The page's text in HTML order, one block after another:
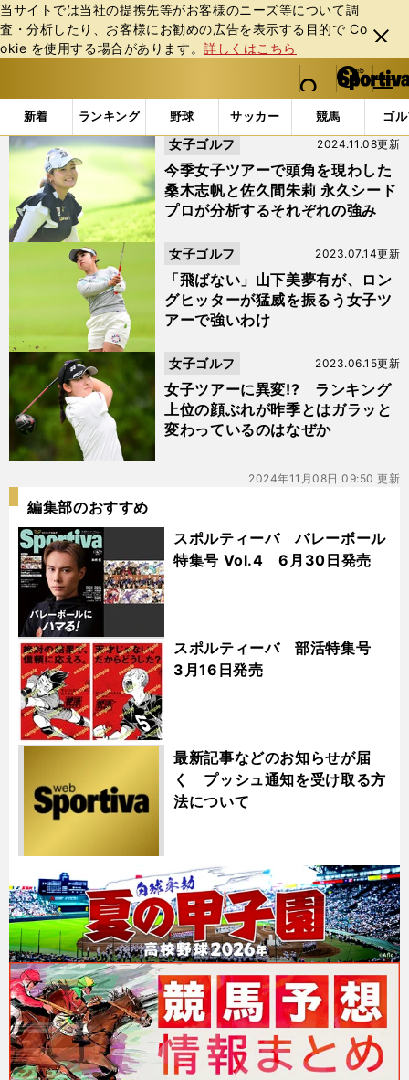
当サイトでは当社の提携先等がお客様のニーズ等について調
査・分析したり、お客様にお勧めの広告を表⽰する⽬的で Co
okie を使⽤する場合があります。詳しくはこちら
閉じ
る
web Sportiva (webスポルティーバ)
検索
マイペ
ー
ジ
メニュ
新着 ランキング 野球 サッカー 競馬 ゴ
b
ス
ポ
ィ
ー
バ
「#メルセデスランキング」の最新ニュース・ 情報
今季女子ツアーで頭角を現わした
桑木志帆と佐久間朱莉 永久シード
プロが分析するそれぞれの強み
2024.11.08更新
女子ゴルフ
「飛ばない」山下美夢有が、ロン
グヒッターが猛威を振るう女子ツ
アーで強いわけ
2023.07.14更新
女子ゴルフ
女子ツアーに異変!? ランキング
上位の顔ぶれが昨季とはガラッと
変わっているのはなぜか
2023.06.15更新
女子ゴルフ
2024年11月08日 09:50 更新
編集部のおすすめ
スポルティーバ バレーボール
特集号 Vol.4 6月30日発売
スポルティーバ 部活特集号
3月16日発売
最新記事などのお知らせが届
く プッシュ通知を受け取る方
法について